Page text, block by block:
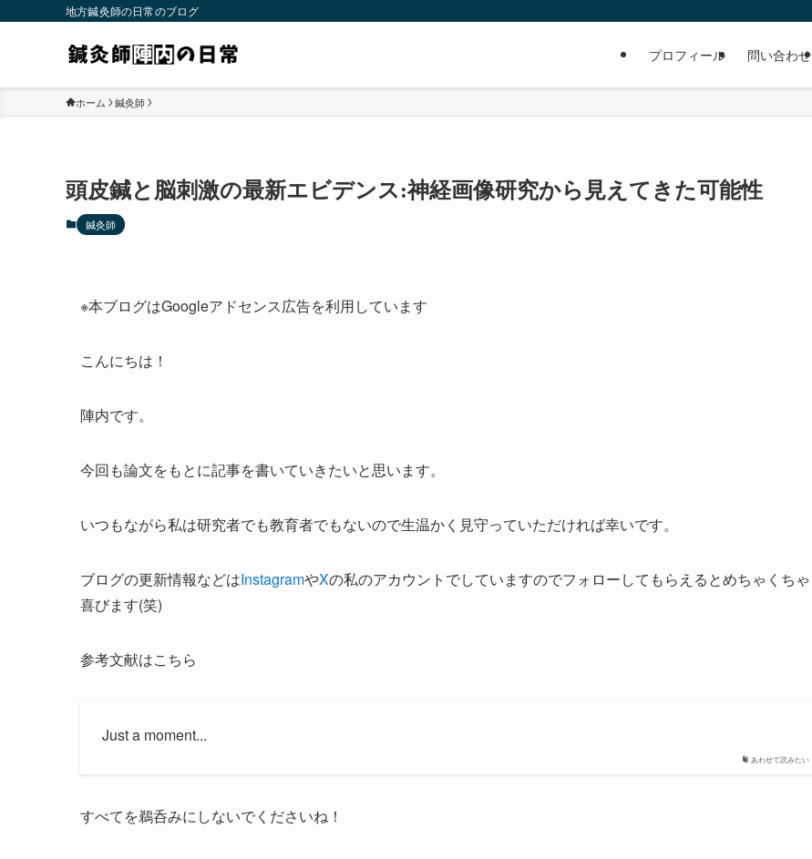
地方鍼灸師の日常のブログ
プロフィール 問い合わせ
ホーム 鍼灸師
頭皮鍼と脳刺激の最新エビデンス:神経画像研究から見えてきた可能性
鍼灸師
※本ブログはGoogleアドセンス広告を利用しています
こんにちは！
陣内です。
今回も論文をもとに記事を書いていきたいと思います。
いつもながら私は研究者でも教育者でもないので生温かく見守っていただければ幸いです。
ブログの更新情報などはInstagramやXの私のアカウントでしていますのでフォローしてもらえるとめちゃくちゃ
喜びます(笑)
参考文献はこちら
あわせて読みたい
Just a moment...
すべてを鵜呑みにしないでくださいね！